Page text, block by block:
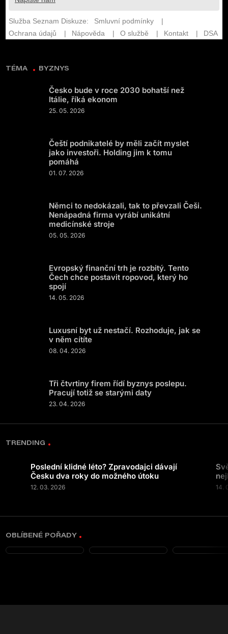
TÉMA BYZNYS
Česko bude v roce 2030 bohatší než
Itálie, říká ekonom
25. 05. 2026
Čeští podnikatelé by měli začít myslet
jako investoři. Holding jim k tomu
pomáhá
01. 07. 2026
Němci to nedokázali, tak to převzali Češi.
Nenápadná firma vyrábí unikátní
medicínské stroje
05. 05. 2026
Evropský finanční trh je rozbitý. Tento
Čech chce postavit ropovod, který ho
spojí
14. 05. 2026
Luxusní byt už nestačí. Rozhoduje, jak se
v něm cítíte
08. 04. 2026
Tři čtvrtiny firem řídí byznys poslepu.
Pracují totiž se starými daty
23. 04. 2026
TRENDING
Poslední klidné léto? Zpravodajci dávají
Česku dva roky do možného útoku
12. 03. 2026 14.
OBLÍBENÉ POŘADY